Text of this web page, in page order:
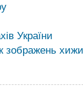
України
зображень